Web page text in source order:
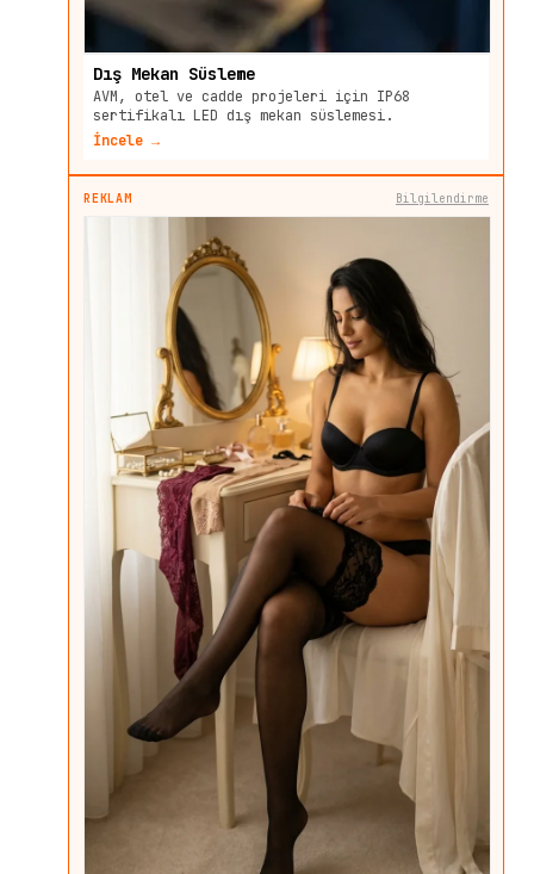
Dış Mekan Süsleme
AVM, otel ve cadde projeleri için IP68
sertifikalı LED dış mekan süslemesi.
İncele →
REKLAM Bilgilendirme